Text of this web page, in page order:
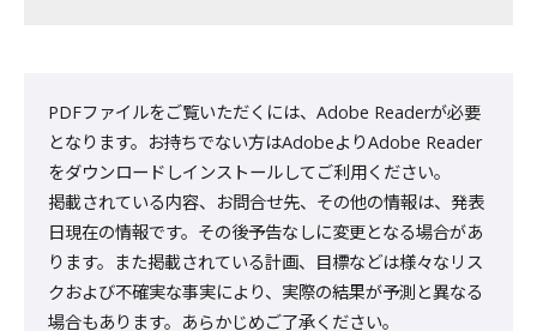
PDFファイルをご覧いただくには、Adobe Readerが必要
となります。お持ちでない方はAdobeよりAdobe Reader
をダウンロードしインストールしてご利用ください。
掲載されている内容、お問合せ先、その他の情報は、発表
日現在の情報です。その後予告なしに変更となる場合があ
ります。また掲載されている計画、目標などは様々なリス
クおよび不確実な事実により、実際の結果が予測と異なる
場合もあります。あらかじめご了承ください。